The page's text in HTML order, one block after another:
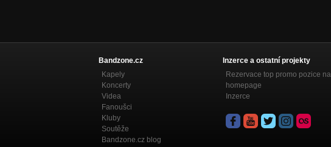
Bandzone.cz
Kapely
Koncerty
Videa
Fanoušci
Kluby
Soutěže
Bandzone.cz blog
Inzerce a ostatní projekty
Rezervace top promo pozice na
homepage
Inzerce